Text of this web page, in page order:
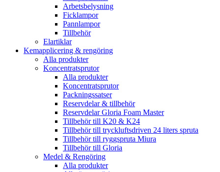
Arbetsbelysning
Ficklampor
Pannlampor
Tillbehör
Elartiklar
Kemapplicering & rengöring
Alla produkter
Koncentratsprutor
Alla produkter
Koncentratsprutor
Packningssatser
Reservdelar & tillbehör
Reservdelar Gloria Foam Master
Tillbehör till K20 & K24
Tillbehör till tryckluftsdriven 24 liters spruta
Tillbehör till ryggspruta Miura
Tillbehör till Gloria
Medel & Rengöring
Alla produkter